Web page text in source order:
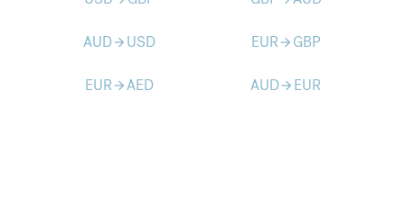
AUDarrow_forward USD EURarrow_forward GBP
EURarrow_forwardAED AUDarrow_forward EUR